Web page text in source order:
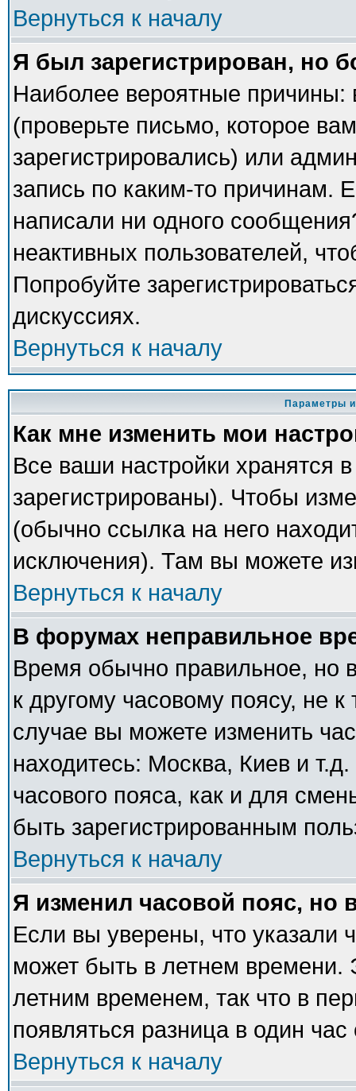
Вернуться к началу
Я был зарегистрирован, но
Наиболее вероятные
(проверьте письмо, которое
зарегистрировались) или
запись по каким-то причинам.
написали ни одного
неактивных пользователей,
Попробуйте
дискуссиях.
Вернуться к началу
Параметры
Как мне изменить мои
Все ваши настройки хранятся
зарегистрированы). Чтобы
(обычно ссылка на него
исключения). Там вы можете
Вернуться к началу
В форумах неправильное
Время обычно правильное, но
к другому часовому поясу, не
случае вы можете изменить
находитесь: Москва, Киев и
часового пояса, как и для
быть зарегистрированным
Вернуться к началу
Я изменил часовой пояс, но
Если вы уверены, что указали
может быть в летнем времени.
летним временем, так что в
появляться разница в один
Вернуться к началу